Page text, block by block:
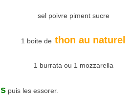
sel poivre piment sucre
1 boite de thon au naturel
1 burrata ou 1 mozzarella
puis les essorer.